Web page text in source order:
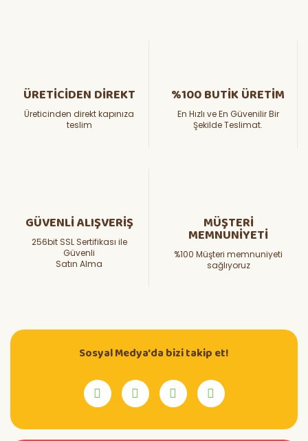
ÜRETİCİDEN DİREKT
Üreticinden direkt kapınıza
teslim
%100 BUTİK ÜRETİM
En Hızlı ve En Güvenilir Bir
Şekilde Teslimat.
GÜVENLİ ALIŞVERİŞ
256bit SSL Sertifikası ile
Güvenli
Satın Alma
MÜŞTERİ
MEMNUNİYETİ
%100 Müşteri memnuniyeti
sağlıyoruz
Sosyal Medya'da bizi takip et!